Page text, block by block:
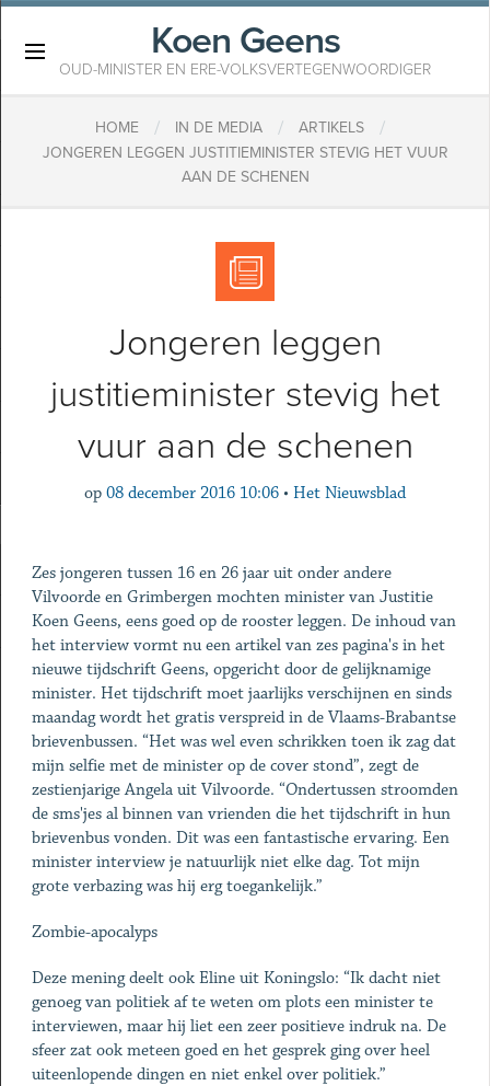
Koen Geens
OUD-MINISTER EN ERE-VOLKSVERTEGENWOORDIGER
HOME / IN DE MEDIA / ARTIKELS /
JONGEREN LEGGEN JUSTITIEMINISTER STEVIG HET VUUR
AAN DE SCHENEN
Jongeren leggen
justitieminister stevig het
vuur aan de schenen
op 08 december 2016 10:06 • Het Nieuwsblad
Zes jongeren tussen 16 en 26 jaar uit onder andere
Vilvoorde en Grimbergen mochten minister van Justitie
Koen Geens, eens goed op de rooster leggen. De inhoud van
het interview vormt nu een artikel van zes pagina's in het
nieuwe tijdschrift Geens, opgericht door de gelijknamige
minister. Het tijdschrift moet jaarlijks verschijnen en sinds
maandag wordt het gratis verspreid in de Vlaams-Brabantse
brievenbussen. “Het was wel even schrikken toen ik zag dat
mijn selfie met de minister op de cover stond”, zegt de
zestienjarige Angela uit Vilvoorde. “Ondertussen stroomden
de sms'jes al binnen van vrienden die het tijdschrift in hun
brievenbus vonden. Dit was een fantastische ervaring. Een
minister interview je natuurlijk niet elke dag. Tot mijn
grote verbazing was hij erg toegankelijk.”
Zombie-apocalyps
Deze mening deelt ook Eline uit Koningslo: “Ik dacht niet
genoeg van politiek af te weten om plots een minister te
interviewen, maar hij liet een zeer positieve indruk na. De
sfeer zat ook meteen goed en het gesprek ging over heel
uiteenlopende dingen en niet enkel over politiek.”